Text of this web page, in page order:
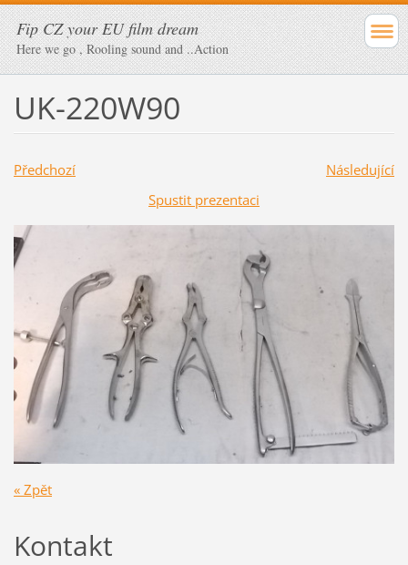
Fip CZ your EU film dream
Here we go , Rooling sound and ..Action
UK-220W90
Předchozí
Následující
Spustit prezentaci
« Zpět
Kontakt